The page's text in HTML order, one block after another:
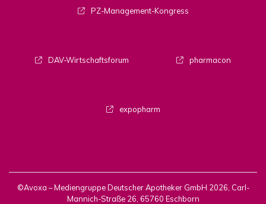
PZ-Management-Kongress
DAV-Wirtschaftsforum pharmacon
expopharm
©Avoxa – Mediengruppe Deutscher Apotheker GmbH 2026, Carl-
Mannich-Straße 26, 65760 Eschborn